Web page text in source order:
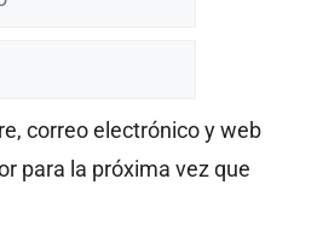
correo electrónico y web
para la próxima vez que